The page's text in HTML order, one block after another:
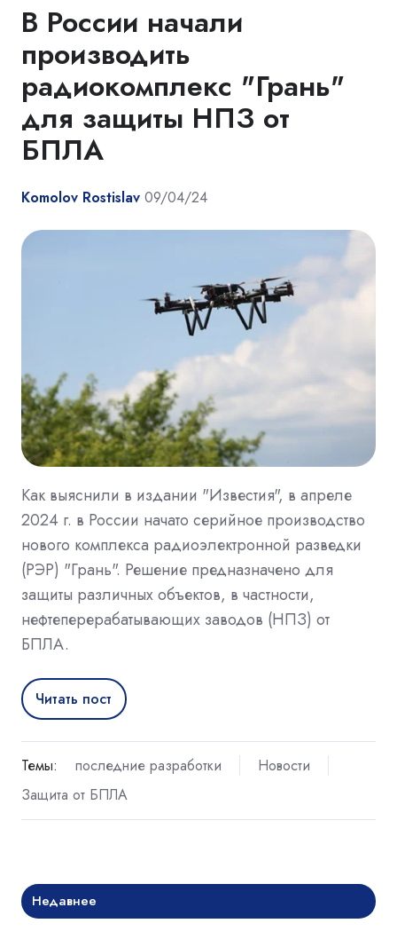
В России начали
производить
радиокомплекс "Грань"
для защиты НПЗ от
БПЛА
Komolov Rostislav 09/04/24
Как выяснили в издании "Известия", в апреле
2024 г. в России начато серийное производство
нового комплекса радиоэлектронной разведки
(РЭР) "Грань". Решение предназначено для
защиты различных объектов, в частности,
нефтеперерабатывающих заводов (НПЗ) от
БПЛА.
Читать пост
Темы: последние разработки
Новости
Защита от БПЛА
Недавнее